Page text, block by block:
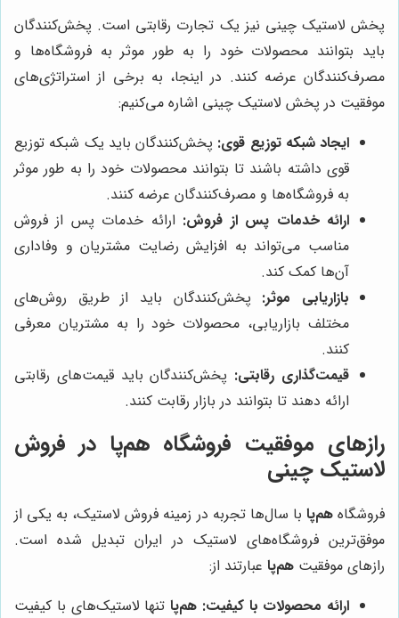
پخش لاستیک چینی نیز یک تجارت رقابتی است. پخش‌کنندگان
باید بتوانند محصولات خود را به طور موثر به فروشگاه‌ها و
مصرف‌کنندگان عرضه کنند. در اینجا، به برخی از استراتژی‌های
موفقیت در پخش لاستیک چینی اشاره می‌کنیم:
ایجاد شبکه توزیع قوی: پخش‌کنندگان باید یک شبکه توزیع
قوی داشته باشند تا بتوانند محصولات خود را به طور موثر
به فروشگاه‌ها و مصرف‌کنندگان عرضه کنند.
ارائه خدمات پس از فروش: ارائه خدمات پس از فروش
مناسب می‌تواند به افزایش رضایت مشتریان و وفاداری
آن‌ها کمک کند.
بازاریابی موثر: پخش‌کنندگان باید از طریق روش‌های
مختلف بازاریابی، محصولات خود را به مشتریان معرفی
کنند.
قیمت‌گذاری رقابتی: پخش‌کنندگان باید قیمت‌های رقابتی
ارائه دهند تا بتوانند در بازار رقابت کنند.
رازهای موفقیت فروشگاه هم‌پا در فروش
لاستیک چینی
فروشگاههم‌پا با سال‌ها تجربه در زمینه فروش لاستیک، به یکی از
موفق‌ترین فروشگاه‌های لاستیک در ایران تبدیل شده است.
رازهای موفقیت هم‌پا عبارتند از:
ارائه محصولات با کیفیت: هم‌پا تنها لاستیک‌های با کیفیت